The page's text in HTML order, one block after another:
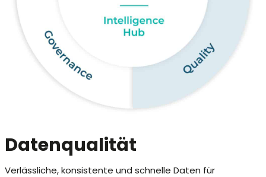
Datenqualität
Verlässliche, konsistente und schnelle Daten für